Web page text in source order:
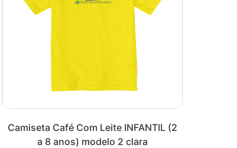
Camiseta Café Com Leite INFANTIL (2
a 8 anos) modelo 2 clara